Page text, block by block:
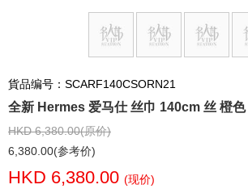
貨品编号：SCARF140CSORN21
全新 Hermes 爱马仕 丝巾 140cm 丝 橙色
HKD 6,380.00(原价)
6,380.00(参考价)
HKD 6,380.00 (现价)